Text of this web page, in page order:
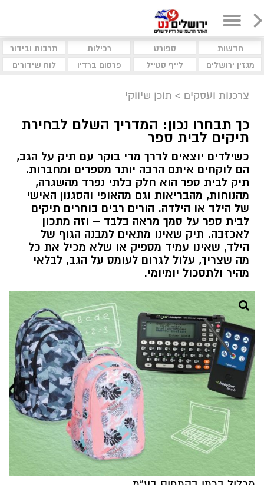
חדשות ספורט רכילות
תרבות ובידור
מגזין ירושלים
לייף סטייל פרסום ברדיו לוח שידורים
צרכנות ועסקים > תוכן שיווקי
כך תבחרו נכון: המדריך השלם לבחירת
תיקים לבית ספר
כשילדים יוצאים לדרך מדי בוקר עם תיק על הגב,
הם לוקחים איתם הרבה יותר מספרים ומחברות.
תיק לבית ספר הוא חלק בלתי נפרד מהשגרה,
מהנוחות, מהבריאות וגם מהאופי והסגנון האישי
של הילד או הילדה. הורים רבים בוחרים תיקים
לבית ספר על סמך מראה בלבד – וזה מתכון
לאכזבה. תיק שאינו מתאים למבנה הגוף של
הילד, שאינו עמיד מספיק או שלא מכיל את כל
מה שצריך, עלול לגרום לעומס על הגב, לבלאי
מהיר ולתסכול יומיומי.